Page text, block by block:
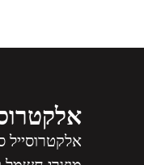
אלקטרוסייל